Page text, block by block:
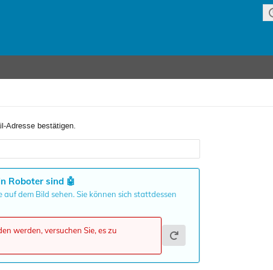
Adresse bestätigen.
Roboter sind🤖
auf dem Bild sehen. Sie können sich stattdessen
werden, versuchen Sie, es zu